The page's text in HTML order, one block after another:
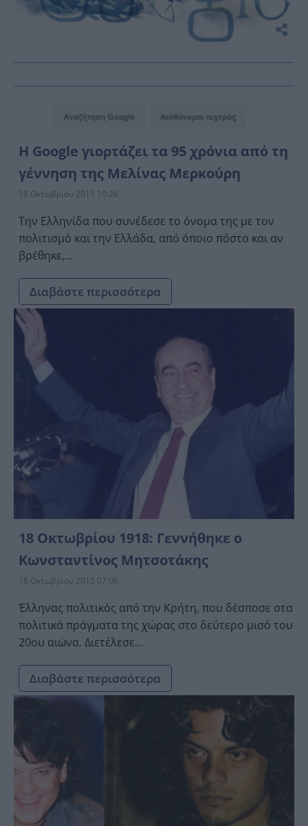
Η Google γιορτάζει τα 95 χρόνια από τη
γέννηση της Μελίνας Μερκούρη
18 Οκτωβρίου 2015 10:26
Την Ελληνίδα που συνέδεσε το όνομα της με τον
πολιτισμό και την Ελλάδα, από όποιο πόστο και αν
βρέθηκε,...
Διαβάστε περισσότερα
18 Οκτωβρίου 1918: Γεννήθηκε ο
Κωνσταντίνος Μητσοτάκης
18 Οκτωβρίου 2015 07:06
Έλληνας πολιτικός από την Κρήτη, που δέσποσε στα
πολιτικά πράγματα της χώρας στο δεύτερο μισό του
20ου αιώνα. Διετέλεσε...
Διαβάστε περισσότερα